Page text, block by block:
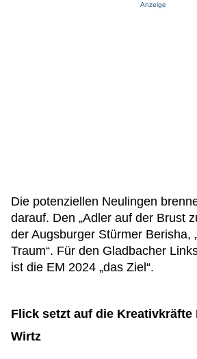
Anzeige
Die potenziellen Neulingen
darauf. Den „Adler auf der Brust
der Augsburger Stürmer Berisha,
Traum“. Für den Gladbacher
ist die EM 2024 „das Ziel“.
Flick setzt auf die Kreativkräfte
Wirtz